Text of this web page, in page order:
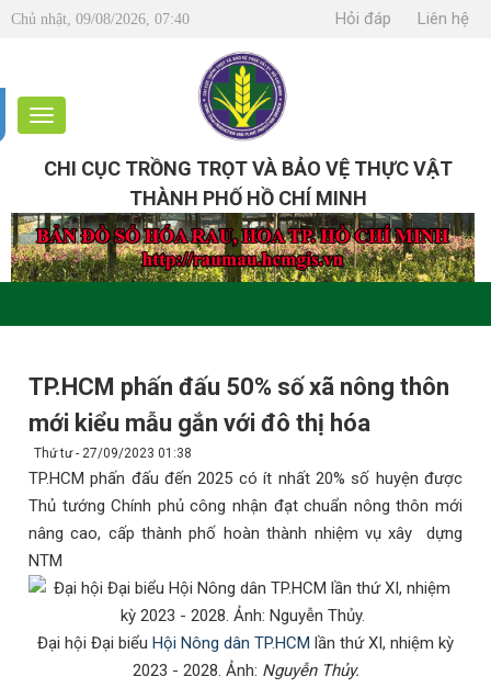
Chủ nhật, 09/08/2026, 07:40 Hỏi đáp Liên hệ
CHI CỤC TRỒNG TRỌT VÀ BẢO VỆ THỰC VẬT
THÀNH PHỐ HỒ CHÍ MINH
TP.HCM phấn đấu 50% số xã nông thôn
mới kiểu mẫu gắn với đô thị hóa
Thứ tư - 27/09/2023 01:38
TP.HCM phấn đấu đến 2025 có ít nhất 20% số huyện được
Thủ tướng Chính phủ công nhận đạt chuẩn nông thôn mới
nâng cao, cấp thành phố hoàn thành nhiệm vụ xây dựng
NTM
Đại hội Đại biểu Hội Nông dân TP.HCM lần thứ XI, nhiệm kỳ
2023 - 2028. Ảnh: Nguyễn Thủy.